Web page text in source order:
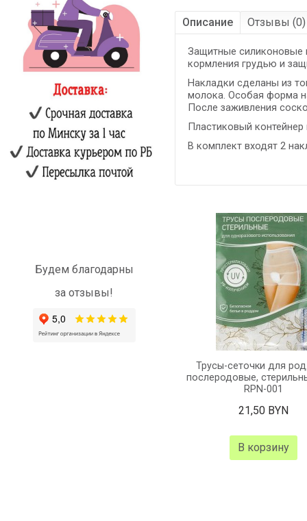
Будем благодарны
за отзывы!
Описание Отзывы (0)
Защитные силиконовые
кормления грудью и
Накладки сделаны из
молока. Особая форма
После заживления
Пластиковый контейнер
В комплект входят 2
Трусы-сеточки для
послеродовые,
RPN-001
21,50 BYN
В корзину